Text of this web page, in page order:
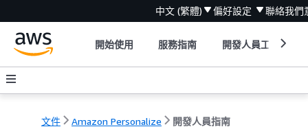
中文 (繁體) 偏好設定 聯絡我們
開始使用 服務指南 開發人員工具
文件 Amazon Personalize 開發人員指南